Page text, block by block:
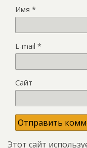
Имя *
E-mail *
Сайт
Этот сайт